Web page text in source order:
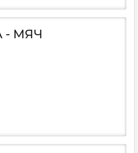
- МЯЧ